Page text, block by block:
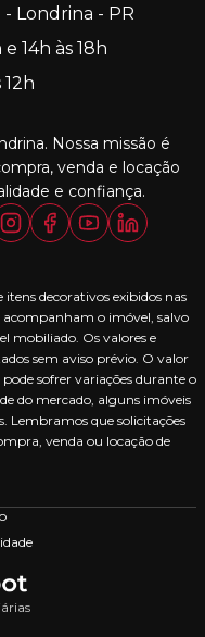
- Londrina - PR
14h às 18h
12h
Nossa missão é
venda e locação
e confiança.
decorativos exibidos nas
o imóvel, salvo
mobiliado. Os valores e
sem aviso prévio. O valor
sofrer variações durante o
do mercado, alguns imóveis
Lembramos que solicitações
venda ou locação de